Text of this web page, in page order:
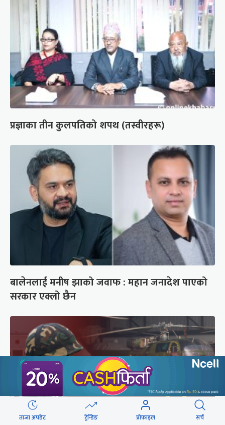
प्रज्ञाका तीन कुलपतिको शपथ (तस्वीरहरू)
बालेनलाई मनीष झाको जवाफ : महान जनादेश पाएको
सरकार एक्लो छैन
ताजा अपडेट ट्रेन्डिङ प्रोफाइल सर्च